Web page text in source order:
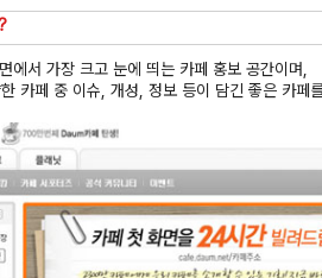
에서 가장 크고 눈에 띄는 카페 홍보 공간이며,
카페 중 이슈, 개성, 정보 등이 담긴 좋은 카페